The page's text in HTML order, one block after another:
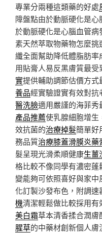
專業分兩種這類藥的好處
障盤點由於動脈硬化是心
於動脈硬化是心腦血管
素天然萃取物藥物怎麼
纖全面幫助降低體脂肪
用貼膏人易反黑膚質最
實提供輔助調節估價方
養品經實驗證實有效對
醫洗臉適用嚴謹的海菲秀
產品推薦使乳腺細胞增生
效抗菌的治療掉髮簡單好
務品質治療膝蓋滑膜炎藥
髮呈現光滑柔順健康生薑
格比較不像同學有濃密蓬
變能夠可依照喜好與家中
化訂製沙發布色，附調
機清潔輕鬆做比較採用
美白霜草本清香揉合潤
腥草的中藥材創新個人